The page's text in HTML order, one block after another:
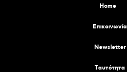
Home
Επικοινωνία
Newsletter
Tαυτότητα